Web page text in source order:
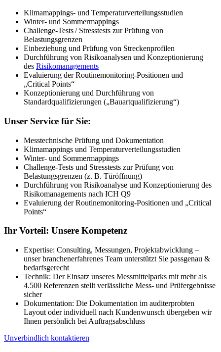
Klimamappings- und Temperaturverteilungsstudien
Winter- und Sommermappings
Challenge-Tests / Stresstests zur Prüfung von
Belastungsgrenzen
Einbeziehung und Prüfung von Streckenprofilen
Durchführung von Risikoanalysen und Konzeptionierung
des Risikomanagements
Evaluierung der Routinemonitoring-Positionen und
„Critical Points“
Konzeptionierung und Durchführung von
Standardqualifizierungen („Bauartqualifizierung“)
Unser Service für Sie:
Messtechnische Prüfung und Dokumentation
Klimamappings und Temperaturverteilungsstudien
Winter- und Sommermappings
Challenge-Tests und Stresstests zur Prüfung von
Belastungsgrenzen (z. B. Türöffnung)
Durchführung von Risikoanalyse und Konzeptionierung des
Risikomanagements nach ICH Q9
Evaluierung der Routinemonitoring-Positionen und „Critical
Points“
Ihr Vorteil: Unsere Kompetenz
Expertise: Consulting, Messungen, Projektabwicklung –
unser branchenerfahrenes Team unterstützt Sie passgenau &
bedarfsgerecht
Technik: Der Einsatz unseres Messmittelparks mit mehr als
4.500 Referenzen stellt verlässliche Mess- und Prüfergebnisse
sicher
Dokumentation: Die Dokumentation im auditerprobten
Layout oder individuell nach Kundenwunsch übergeben wir
Ihnen persönlich bei Auftragsabschluss
Unverbindlich kontaktieren